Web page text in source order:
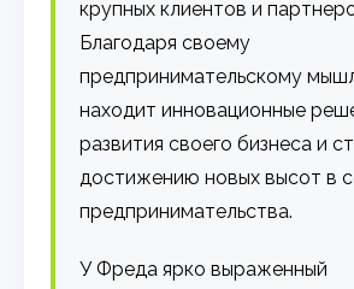
крупных клиентов и
Благодаря своему
предпринимательскому
находит инновационные
развития своего бизнеса и
достижению новых высот в
предпринимательства.
У Фреда ярко выраженный